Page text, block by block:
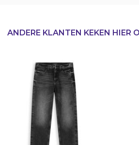
ANDERE KLANTEN KEKEN HIER